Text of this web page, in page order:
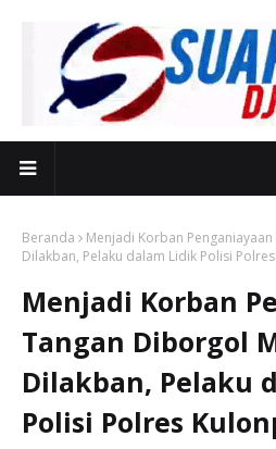
Beranda
Menjadi Korban
Dilakban, Pelaku dalam Lidik Polisi
Menjadi Korban
Tangan Diborgol
Dilakban, Pelaku
Polisi Polres